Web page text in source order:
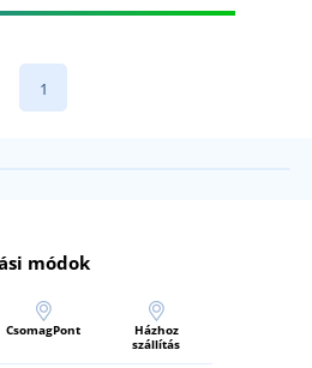
1
módok
CsomagPont
Házhoz
szállítás